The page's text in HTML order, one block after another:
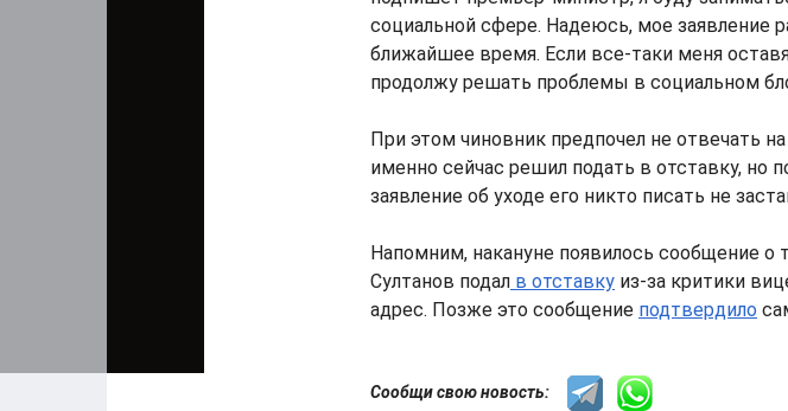
социальной сфере. Надеюсь, мое заявление
ближайшее время. Если все-таки меня
продолжу решать проблемы в социальном
При этом чиновник предпочел не отвечать
именно сейчас решил подать в отставку, но
заявление об уходе его никто писать не
Напомним, накануне появилось сообщение о
Султанов подал в отставку из-за критики
адрес. Позже это сообщение подтвердило
Сообщи свою новость: